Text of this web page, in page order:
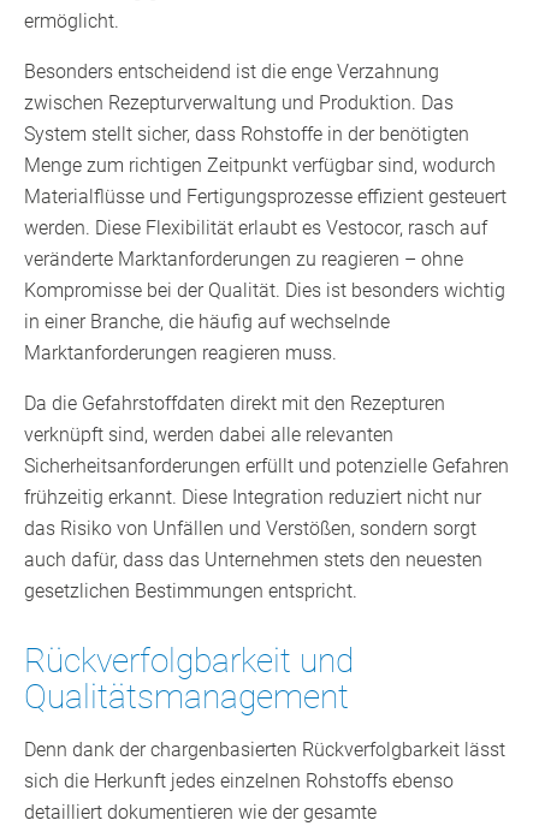
ermöglicht.
Besonders entscheidend ist die enge Verzahnung
zwischen Rezepturverwaltung und Produktion. Das
System stellt sicher, dass Rohstoffe in der benötigten
Menge zum richtigen Zeitpunkt verfügbar sind, wodurch
Materialflüsse und Fertigungsprozesse effizient gesteuert
werden. Diese Flexibilität erlaubt es Vestocor, rasch auf
veränderte Marktanforderungen zu reagieren – ohne
Kompromisse bei der Qualität. Dies ist besonders wichtig
in einer Branche, die häufig auf wechselnde
Marktanforderungen reagieren muss.
Da die Gefahrstoffdaten direkt mit den Rezepturen
verknüpft sind, werden dabei alle relevanten
Sicherheitsanforderungen erfüllt und potenzielle Gefahren
frühzeitig erkannt. Diese Integration reduziert nicht nur
das Risiko von Unfällen und Verstößen, sondern sorgt
auch dafür, dass das Unternehmen stets den neuesten
gesetzlichen Bestimmungen entspricht.
Rückverfolgbarkeit und
Qualitätsmanagement
Denn dank der chargenbasierten Rückverfolgbarkeit lässt
sich die Herkunft jedes einzelnen Rohstoffs ebenso
detailliert dokumentieren wie der gesamte